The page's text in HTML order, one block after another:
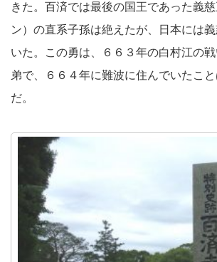
きた。百済では最後の国王であった義
ン）の直系子孫は絶えたが、日本には
いた。この勇は、６６３年の白村江の
弟で、６６４年に難波に住んでいたこ
だ。